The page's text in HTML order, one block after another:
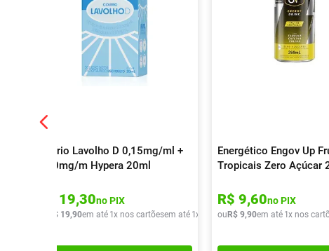
Colírio Lavolho D 0,15mg/ml +
0,30mg/m Hypera 20ml
19,30no PIX
R$ 19,90em até 1x nos cartõesem até 1x de R$ 19,90
Energético Engov Up
Tropicais Zero Açúcar
R$ 9,60no PIX
ou R$ 9,90em até 1x nos